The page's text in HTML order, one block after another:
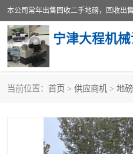
宁津大程机
当前位置： 首页 > 供应商机 > 地磅
地磅传感器